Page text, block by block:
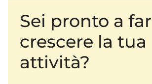
Sei pronto a far
crescere la tua
attività?